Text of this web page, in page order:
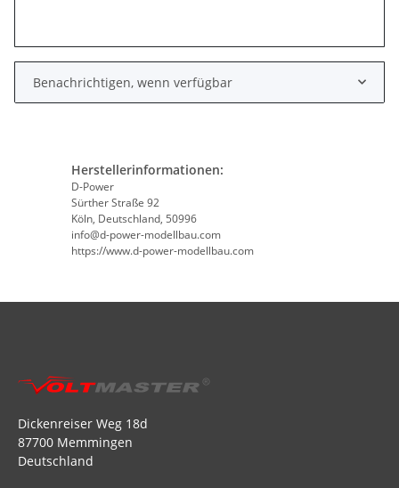
Benachrichtigen, wenn verfügbar
Herstellerinformationen:
D-Power
Sürther Straße 92
Köln, Deutschland, 50996
info@d-power-modellbau.com
https://www.d-power-modellbau.com
Dickenreiser Weg 18d
87700 Memmingen
Deutschland